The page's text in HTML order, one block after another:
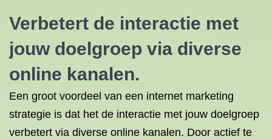
Verbetert de interactie met
jouw doelgroep via diverse
online kanalen.
Een groot voordeel van een internet marketing
strategie is dat het de interactie met jouw doelgroep
verbetert via diverse online kanalen. Door actief te